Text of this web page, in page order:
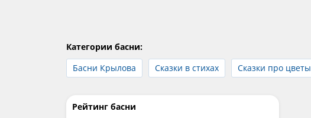
Категории басни:
Басни Крылова
Сказки в стихах Сказки про цветы
Рейтинг басни